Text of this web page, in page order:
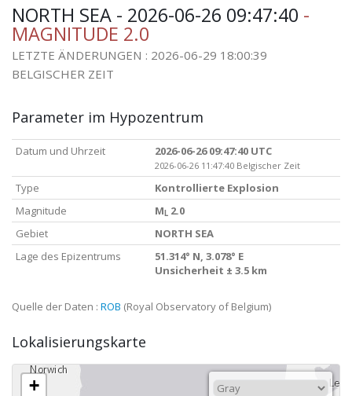
NORTH SEA - 2026-06-26 09:47:40 -
MAGNITUDE 2.0
LETZTE ÄNDERUNGEN : 2026-06-29 18:00:39
BELGISCHER ZEIT
Parameter im Hypozentrum
Datum und Uhrzeit 2026-06-26 09:47:40 UTC
2026-06-26 11:47:40 Belgischer Zeit
Type
Kontrollierte Explosion
Magnitude
M L 2.0
Gebiet
NORTH SEA
Lage des Epizentrums
51.314° N, 3.078° E
Unsicherheit ± 3.5 km
Quelle der Daten : ROB (Royal Observatory of Belgium)
Lokalisierungskarte
+